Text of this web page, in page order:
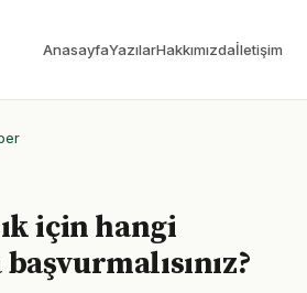
AnasayfaYazılarHakkımızdaİletişim
için hangi